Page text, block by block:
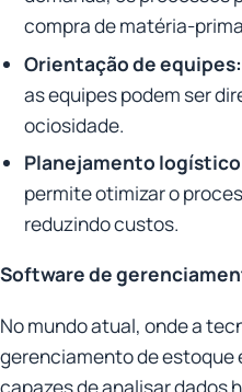
compra de matéria-
Orientação de equipes:
as equipes podem ser
ociosidade.
Planejamento
permite otimizar o
reduzindo custos.
Software de
No mundo atual, onde a
gerenciamento de estoque
capazes de analisar dados